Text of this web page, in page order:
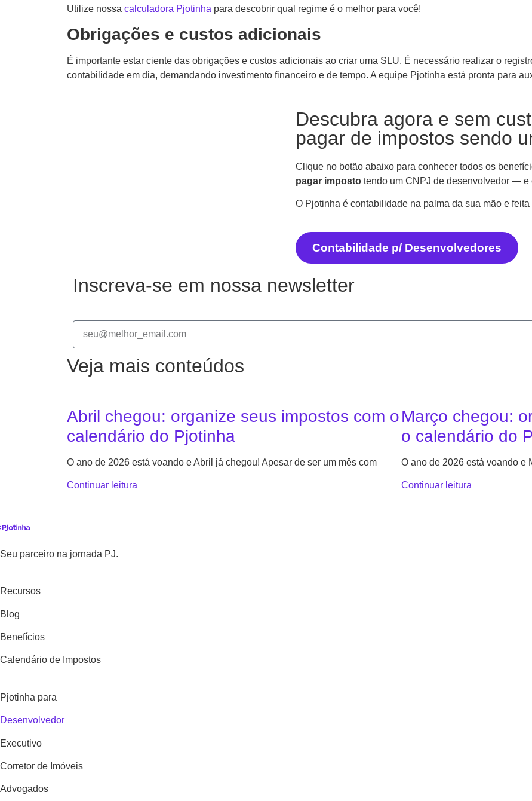
Utilize nossa calculadora Pjotinha para descobrir qual regime é o melhor para você!
Obrigações e custos adicionais
É importante estar ciente das obrigações e custos adicionais ao criar uma SLU. É necessário realizar o
contabilidade em dia, demandando investimento financeiro e de tempo. A equipe Pjotinha está pronta para
Descubra agora e sem
pagar de impostos sendo
Clique no botão abaixo para conhecer todos os
pagar imposto tendo um CNPJ de desenvolvedor —
O Pjotinha é contabilidade na palma da sua mão e feita
Contabilidade p/ Desenvolvedores
Inscreva-se em nossa newsletter
Veja mais conteúdos
Abril chegou: organize seus impostos com o
calendário do Pjotinha
O ano de 2026 está voando e Abril já chegou! Apesar de ser um mês com
Continuar leitura
Março chegou:
o calendário do
O ano de 2026 está voando e
Continuar leitura
Seu parceiro na jornada PJ.
Recursos
Blog
Benefícios
Calendário de Impostos
Pjotinha para
Desenvolvedor
Executivo
Corretor de Imóveis
Advogados